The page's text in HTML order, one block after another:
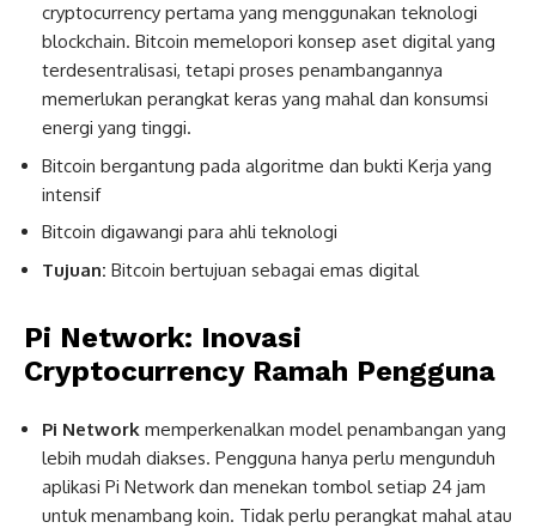
cryptocurrency pertama yang menggunakan teknologi
blockchain. Bitcoin memelopori konsep aset digital yang
terdesentralisasi, tetapi proses penambangannya
memerlukan perangkat keras yang mahal dan konsumsi
energi yang tinggi.
Bitcoin bergantung pada algoritme dan bukti Kerja yang
intensif
Bitcoin digawangi para ahli teknologi
Tujuan: Bitcoin bertujuan sebagai emas digital
Pi Network: Inovasi
Cryptocurrency Ramah Pengguna
Pi Network memperkenalkan model penambangan yang
lebih mudah diakses. Pengguna hanya perlu mengunduh
aplikasi Pi Network dan menekan tombol setiap 24 jam
untuk menambang koin. Tidak perlu perangkat mahal atau